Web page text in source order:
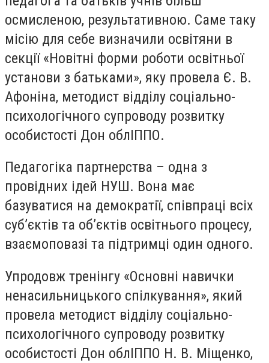
осмисленою, результативною. Саме таку
місію для себе визначили освітяни в
секції «Новітні форми роботи освітньої
установи з батьками», яку провела Є. В.
Афоніна, методист відділу соціально-
психологічного супроводу розвитку
особистості Дон облІППО.
Педагогіка партнерства – одна з
провідних ідей НУШ. Вона має
базуватися на демократії, співпраці всіх
суб’єктів та об’єктів освітнього процесу,
взаємоповазі та підтримці один одного.
Упродовж тренінгу «Основні навички
ненасильницького спілкування», який
провела методист відділу соціально-
психологічного супроводу розвитку
особистості Дон облІППО Н. В. Міщенко,